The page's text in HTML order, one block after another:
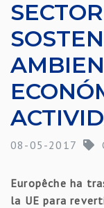
08-05-2017
Europêche ha
la UE para